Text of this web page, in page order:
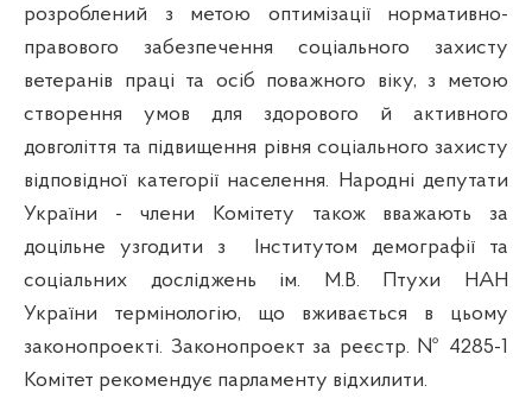
розроблений з метою
оптимізації нормативно-
правового забезпечення соціального захисту
ветеранів праці та осіб поважного віку, з метою
створення умов для здорового й активного
довголіття та підвищення рівня соціального захисту
відповідної категорії населення.
Народні депутати
України - члени Комітету також вважають за
доцільне узгодити з
Інститутом демографії та
соціальних досліджень ім. М.В. Птухи НАН
України термінологію, що вживається в цьому
законопроекті. Законопроект за реєстр. № 4285-1
Комітет рекомендує парламенту відхилити.